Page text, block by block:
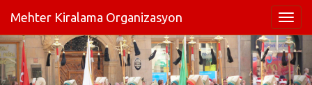
Mehter Kiralama Organizasyon